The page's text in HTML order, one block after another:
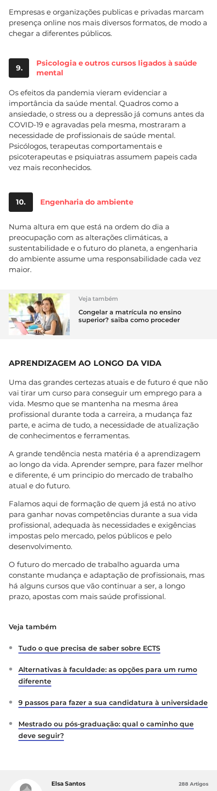
Empresas e organizações publicas e privadas marcam
presença online nos mais diversos formatos, de modo a
chegar a diferentes públicos.
9.
Psicologia e outros cursos ligados à saúde
mental
Os efeitos da pandemia vieram evidenciar a
importância da saúde mental. Quadros como a
ansiedade, o stress ou a depressão já comuns antes da
COVID-19 e agravadas pela mesma, mostraram a
necessidade de profissionais de saúde mental.
Psicólogos, terapeutas comportamentais e
psicoterapeutas e psiquiatras assumem papeis cada
vez mais reconhecidos.
10. Engenharia do ambiente
Numa altura em que está na ordem do dia a
preocupação com as alterações climáticas, a
sustentabilidade e o futuro do planeta, a engenharia
do ambiente assume uma responsabilidade cada vez
maior.
Veja também
Congelar a matrícula no ensino
superior? saiba como proceder
APRENDIZAGEM AO LONGO DA VIDA
Uma das grandes certezas atuais e de futuro é que não
vai tirar um curso para conseguir um emprego para a
vida. Mesmo que se mantenha na mesma área
profissional durante toda a carreira, a mudança faz
parte, e acima de tudo, a necessidade de atualização
de conhecimentos e ferramentas.
A grande tendência nesta matéria é a aprendizagem
ao longo da vida. Aprender sempre, para fazer melhor
e diferente, é um principio do mercado de trabalho
atual e do futuro.
Falamos aqui de formação de quem já está no ativo
para ganhar novas competências durante a sua vida
profissional, adequada às necessidades e exigências
impostas pelo mercado, pelos públicos e pelo
desenvolvimento.
O futuro do mercado de trabalho aguarda uma
constante mudança e adaptação de profissionais, mas
há alguns cursos que vão continuar a ser, a longo
prazo, apostas com mais saúde profissional.
Veja também
Tudo o que precisa de saber sobre ECTS
Alternativas à faculdade: as opções para um rumo
diferente
9 passos para fazer a sua candidatura à universidade
Mestrado ou pós-graduação: qual o caminho que
deve seguir?
Elsa Santos 288 Artigos